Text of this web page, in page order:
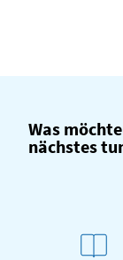
Was
nächstes